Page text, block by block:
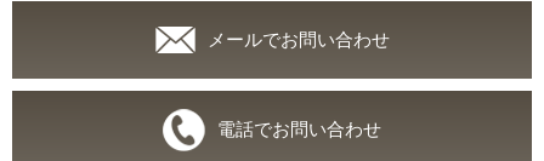
メールでお問い合わせ
電話でお問い合わせ